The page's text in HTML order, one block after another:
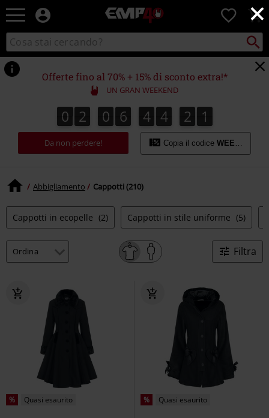
×
EMP
Musica,
Serie
TV
&
Videogame
merch
Abbigliamento
Alternativo
0
Cerca
nel
catalogo
Cerca
Punto
di
ritiro
Offerte fino al 70% + 15% di sconto extra!*
UN GRAN WEEKEND
0
0 2
2 0
0 6
6 4
4 4
4 1
2
1
2 9
0
9
1
0
Da non perdere! Copia il codice WEEKEND
Abbigliamento Cappotti (210)
Cappotti in ecopelle (2) Cappotti in stile uniforme (5)
Filtra
% Quasi esaurito % Quasi esaurito